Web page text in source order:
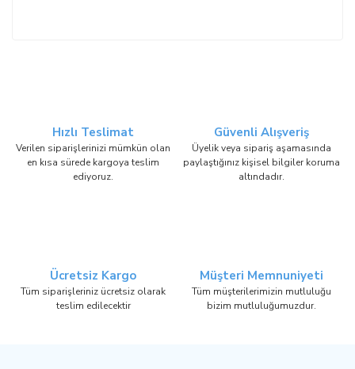
Hızlı Teslimat
Verilen siparişlerinizi mümkün olan
en kısa sürede kargoya teslim
ediyoruz.
Güvenli Alışveriş
Üyelik veya sipariş aşamasında
paylaştığınız kişisel bilgiler koruma
altındadır.
Ücretsiz Kargo
Tüm siparişleriniz ücretsiz olarak
teslim edilecektir
Müşteri Memnuniyeti
Tüm müşterilerimizin mutluluğu
bizim mutluluğumuzdur.